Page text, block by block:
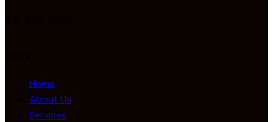
Home
About Us
Services